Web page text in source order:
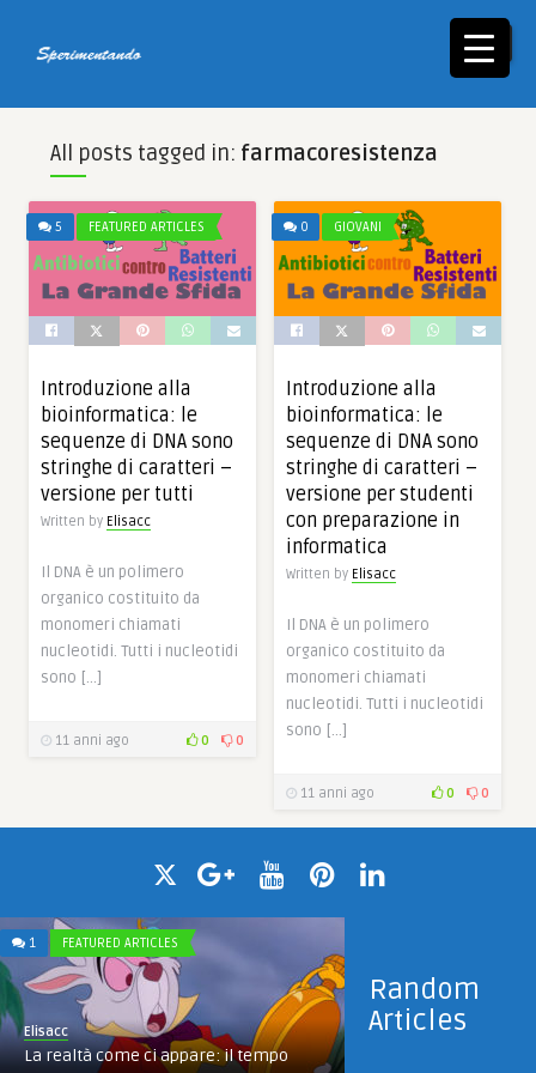
☰
All posts tagged in: farmacoresistenza
5 FEATURED ARTICLES
Introduzione alla
bioinformatica: le
sequenze di DNA sono
stringhe di caratteri –
versione per tutti
Written by Elisacc
Il DNA è un polimero
organico costituito da
monomeri chiamati
nucleotidi. Tutti i nucleotidi
sono […]
11 anni ago 0 0
0 GIOVANI
Introduzione alla
bioinformatica: le
sequenze di DNA sono
stringhe di caratteri –
versione per studenti
con preparazione in
informatica
Written by Elisacc
Il DNA è un polimero
organico costituito da
monomeri chiamati
nucleotidi. Tutti i nucleotidi
sono […]
11 anni ago 0 0
Random
Articles
1 FEATURED ARTICLES
Elisacc
La realtà come ci appare: il tempo